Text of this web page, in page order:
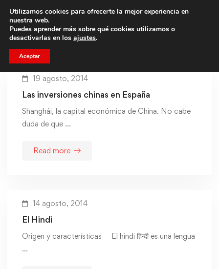
Trae a un amigo y llevaos un total de 75€ de descuento.
19 agosto, 2014
Las inversiones chinas en España
Shanghái, la capital económica de China. No cabe
duda de que …
Read more
14 agosto, 2014
El Hindi
Origen y características El hindi हिन्दी es una lengua
…
Utilizamos cookies para ofrecerte la mejor experiencia en
nuestra web.
Puedes aprender más sobre qué cookies utilizamos o
desactivarlas en los ajustes.
Aceptar